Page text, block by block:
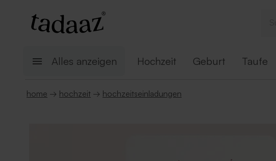
Alles anzeigen Hochzeit Geburt Taufe
home → hochzeit → hochzeitseinladungen